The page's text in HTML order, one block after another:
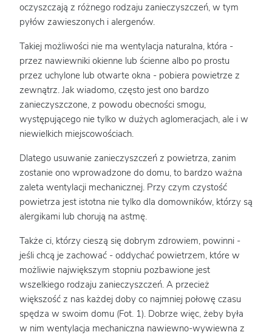
oczyszczają z różnego rodzaju zanieczyszczeń, w tym
pyłów zawieszonych i alergenów.
Takiej możliwości nie ma wentylacja naturalna, która -
przez nawiewniki okienne lub ścienne albo po prostu
przez uchylone lub otwarte okna - pobiera powietrze z
zewnątrz. Jak wiadomo, często jest ono bardzo
zanieczyszczone, z powodu obecności smogu,
występującego nie tylko w dużych aglomeracjach, ale i w
niewielkich miejscowościach.
Dlatego usuwanie zanieczyszczeń z powietrza, zanim
zostanie ono wprowadzone do domu, to bardzo ważna
zaleta wentylacji mechanicznej. Przy czym czystość
powietrza jest istotna nie tylko dla domowników, którzy są
alergikami lub chorują na astmę.
Także ci, którzy cieszą się dobrym zdrowiem, powinni -
jeśli chcą je zachować - oddychać powietrzem, które w
możliwie największym stopniu pozbawione jest
wszelkiego rodzaju zanieczyszczeń. A przecież
większość z nas każdej doby co najmniej połowę czasu
spędza w swoim domu (Fot. 1). Dobrze więc, żeby była
w nim wentylacja mechaniczna nawiewno-wywiewna z